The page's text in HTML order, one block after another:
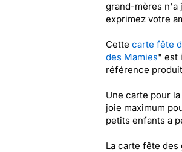
grand-mères n'a
exprimez votre
Cette carte fête
des Mamies" est
référence
Une carte pour
joie maximum
petits enfants a
La carte fête